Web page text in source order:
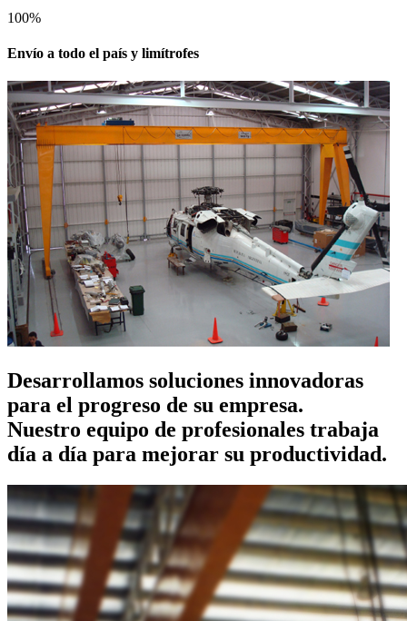
100%
Envío a todo el país y limítrofes
Desarrollamos soluciones innovadoras
para el progreso de su empresa.
Nuestro equipo de profesionales trabaja
día a día para mejorar su productividad.